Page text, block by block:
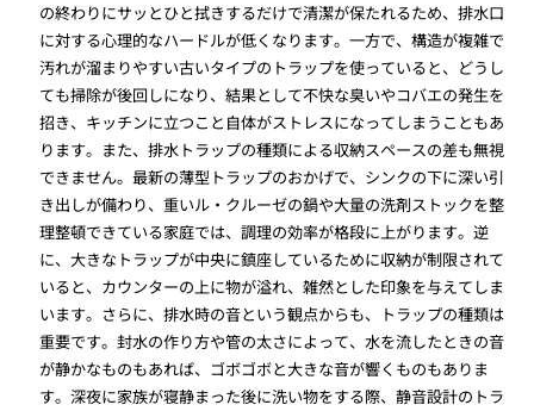
の終わりにサッとひと拭きするだけで清潔が保たれるため、排水口
に対する心理的なハードルが低くなります。一方で、構造が複雑で
汚れが溜まりやすい古いタイプのトラップを使っていると、どうし
ても掃除が後回しになり、結果として不快な臭いやコバエの発生を
招き、キッチンに立つこと自体がストレスになってしまうこともあ
ります。また、排水トラップの種類による収納スペースの差も無視
できません。最新の薄型トラップのおかげで、シンクの下に深い引
き出しが備わり、重いル・クルーゼの鍋や大量の洗剤ストックを整
理整頓できている家庭では、調理の効率が格段に上がります。逆
に、大きなトラップが中央に鎮座しているために収納が制限されて
いると、カウンターの上に物が溢れ、雑然とした印象を与えてしま
います。さらに、排水時の音という観点からも、トラップの種類は
重要です。封水の作り方や管の太さによって、水を流したときの音
が静かなものもあれば、ゴボゴボと大きな音が響くものもありま
す。深夜に家族が寝静まった後に洗い物をする際、静音設計のトラ